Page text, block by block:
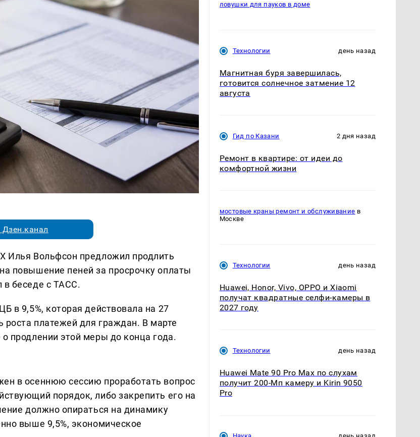
Дзен.канал
Илья Вольфсон предложил продлить
повышение пеней за просрочку оплаты
в беседе с ТАСС.
в 9,5%, которая действовала на 27
роста платежей для граждан. В марте
продлении этой меры до конца года.
в осеннюю сессию проработать вопрос
порядок, либо закрепить его на
должно опираться на динамику
выше 9,5%, экономическое
ловушки для пауков в доме
Технологии день назад
Магнитная буря завершилась,
готовится солнечное затмение 12
августа
Гид по Казани 2 дня назад
Ремонт в квартире: от идеи до
комфортной жизни
мостовые краны ремонт и обслуживание в
Москве
Технологии день назад
Huawei, Honor, Vivo, OPPO и Xiaomi
получат квадратные селфи-камеры в
2027 году
Технологии день назад
Huawei Mate 90 Pro Max по слухам
получит 200-Мп камеру и Kirin 9050
Pro